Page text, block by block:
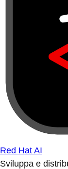
Red Hat AI
Sviluppa e